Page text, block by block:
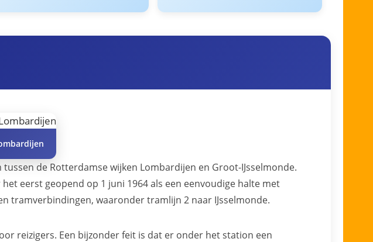
de Rotterdamse wijken Lombardijen en Groot-IJsselmonde.
eerst geopend op 1 juni 1964 als een eenvoudige halte met
tramverbindingen, waaronder tramlijn 2 naar IJsselmonde.
reizigers. Een bijzonder feit is dat er onder het station een